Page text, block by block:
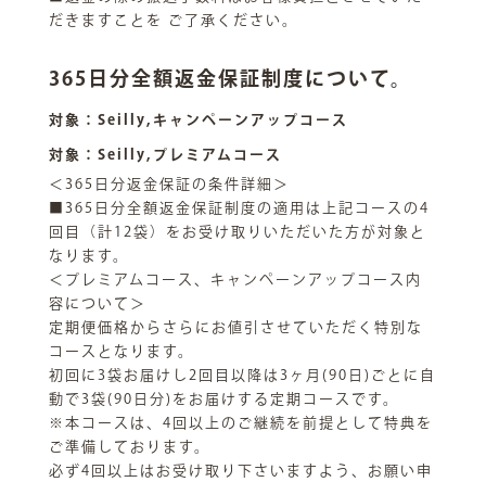
だきますことを ご了承ください。
365日分全額返金保証制度について。
対象：Seilly,キャンペーンアップコース
対象：Seilly,プレミアムコース
＜365日分返金保証の条件詳細＞
■365日分全額返金保証制度の適用は上記コースの4
回目（計12袋）をお受け取りいただいた方が対象と
なります。
＜プレミアムコース、キャンペーンアップコース内
容について＞
定期便価格からさらにお値引させていただく特別な
コースとなります。
初回に3袋お届けし2回目以降は3ヶ月(90日)ごとに自
動で3袋(90日分)をお届けする定期コースです。
※本コースは、4回以上のご継続を前提として特典を
ご準備しております。
必ず4回以上はお受け取り下さいますよう、お願い申